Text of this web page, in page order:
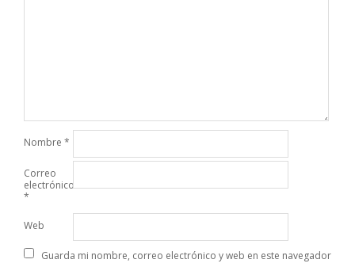
Nombre *
Correo
electrónico
*
Web
Guarda mi nombre, correo electrónico y web en este navegador